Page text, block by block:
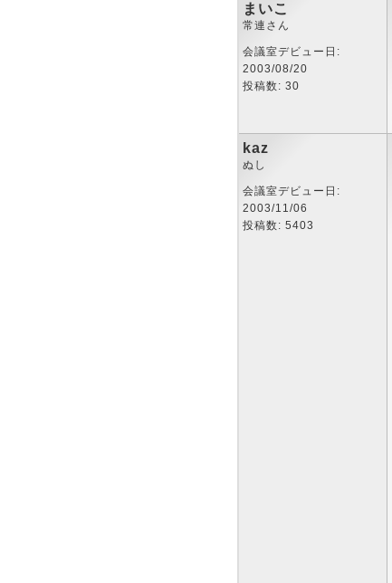
まいこ
常連さん
会議室デビュー日:
2003/08/20
投稿数: 30
kaz
ぬし
会議室デビュー日:
2003/11/06
投稿数: 5403